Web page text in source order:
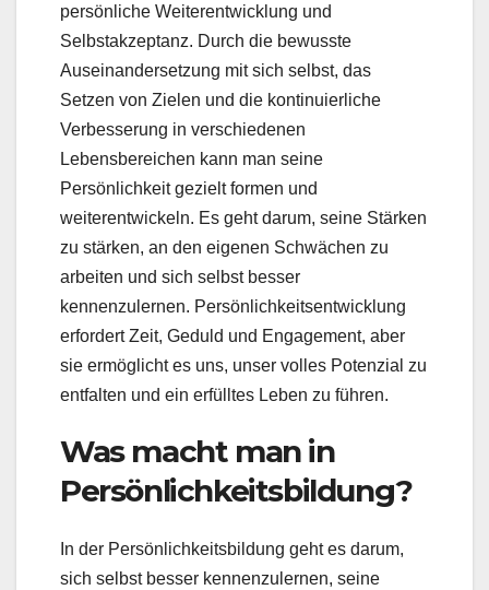
persönliche Weiterentwicklung und
Selbstakzeptanz. Durch die bewusste
Auseinandersetzung mit sich selbst, das
Setzen von Zielen und die kontinuierliche
Verbesserung in verschiedenen
Lebensbereichen kann man seine
Persönlichkeit gezielt formen und
weiterentwickeln. Es geht darum, seine Stärken
zu stärken, an den eigenen Schwächen zu
arbeiten und sich selbst besser
kennenzulernen. Persönlichkeitsentwicklung
erfordert Zeit, Geduld und Engagement, aber
sie ermöglicht es uns, unser volles Potenzial zu
entfalten und ein erfülltes Leben zu führen.
Was macht man in
Persönlichkeitsbildung?
In der Persönlichkeitsbildung geht es darum,
sich selbst besser kennenzulernen, seine